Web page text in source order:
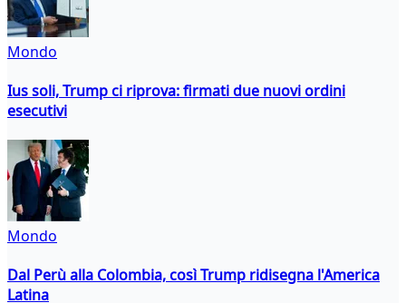
Mondo
Ius soli, Trump ci riprova: firmati due nuovi ordini
esecutivi
Mondo
Dal Perù alla Colombia, così Trump ridisegna l'America
Latina